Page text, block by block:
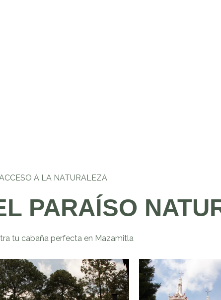
A LA NATURALEZA
PARAÍSO
tu cabaña perfecta en Mazamitla
VIAJE
FANTASTICO